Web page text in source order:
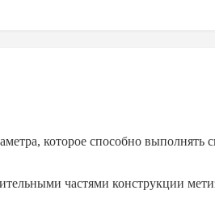
которое способно
частями конструкции